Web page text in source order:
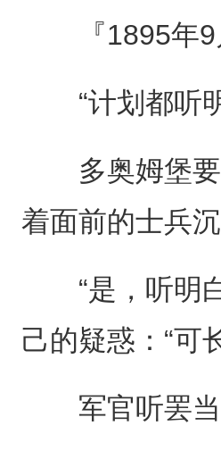
『1895年9
“计划都听
多奥姆堡要
着面前的士兵
“是，听明白
己的疑惑：“可
军官听罢当